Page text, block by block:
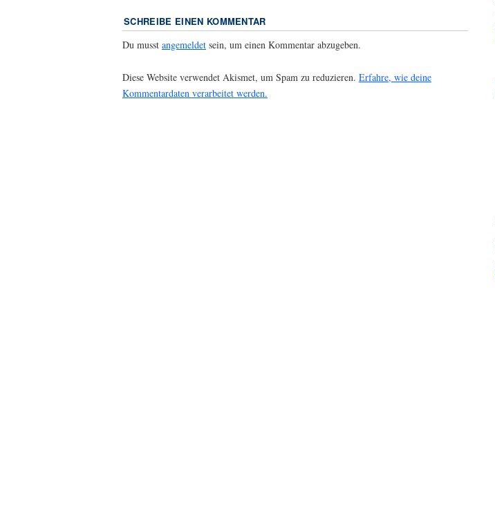
SCHREIBE EINEN KOMMENTAR
Du musst angemeldet sein, um einen Kommentar abzugeben.
Diese Website verwendet Akismet, um Spam zu reduzieren. Erfahre, wie deine
Kommentardaten verarbeitet werden.